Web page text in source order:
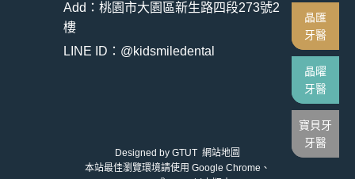
Add：桃園市大園區新生路四段273號2
樓
LINE ID：@kidsmiledental
Designed by GTUT 網站地圖
本站最佳瀏覽環境請使用 Google Chrome、
晶匯
牙醫
晶曜
牙醫
寶貝牙
牙醫